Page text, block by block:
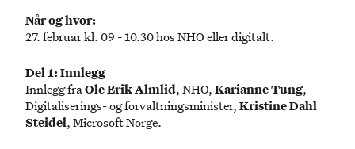
Når og hvor:
27. februar kl. 09 - 10.30 hos NHO eller digitalt.
Del 1: Innlegg
Innlegg fraOle Erik Almlid, NHO,Karianne Tung,
Digitaliserings- og forvaltningsminister,Kristine Dahl
Steidel, Microsoft Norge.